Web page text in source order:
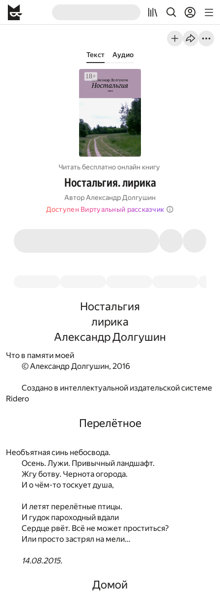
Текст Аудио
Читать бесплатно онлайн книгу
Ностальгия. лирика
АвторАлександр Долгушин
Доступен Виртуальный рассказчик
Ностальгия
лирика
Александр Долгушин
Что в памяти моей
© Александр Долгушин, 2016
Создано в интеллектуальной издательской системе
Ridero
Перелётное
Необъятная синь небосвода.
Осень. Лужи. Привычный ландшафт.
Жгу ботву. Чернота огорода.
И о чём-то тоскует душа,
И летят перелётные птицы.
И гудок пароходный вдали
Сердце рвёт. Всё не может проститься?
Или просто застрял на мели…
14.08.2015.
Домой